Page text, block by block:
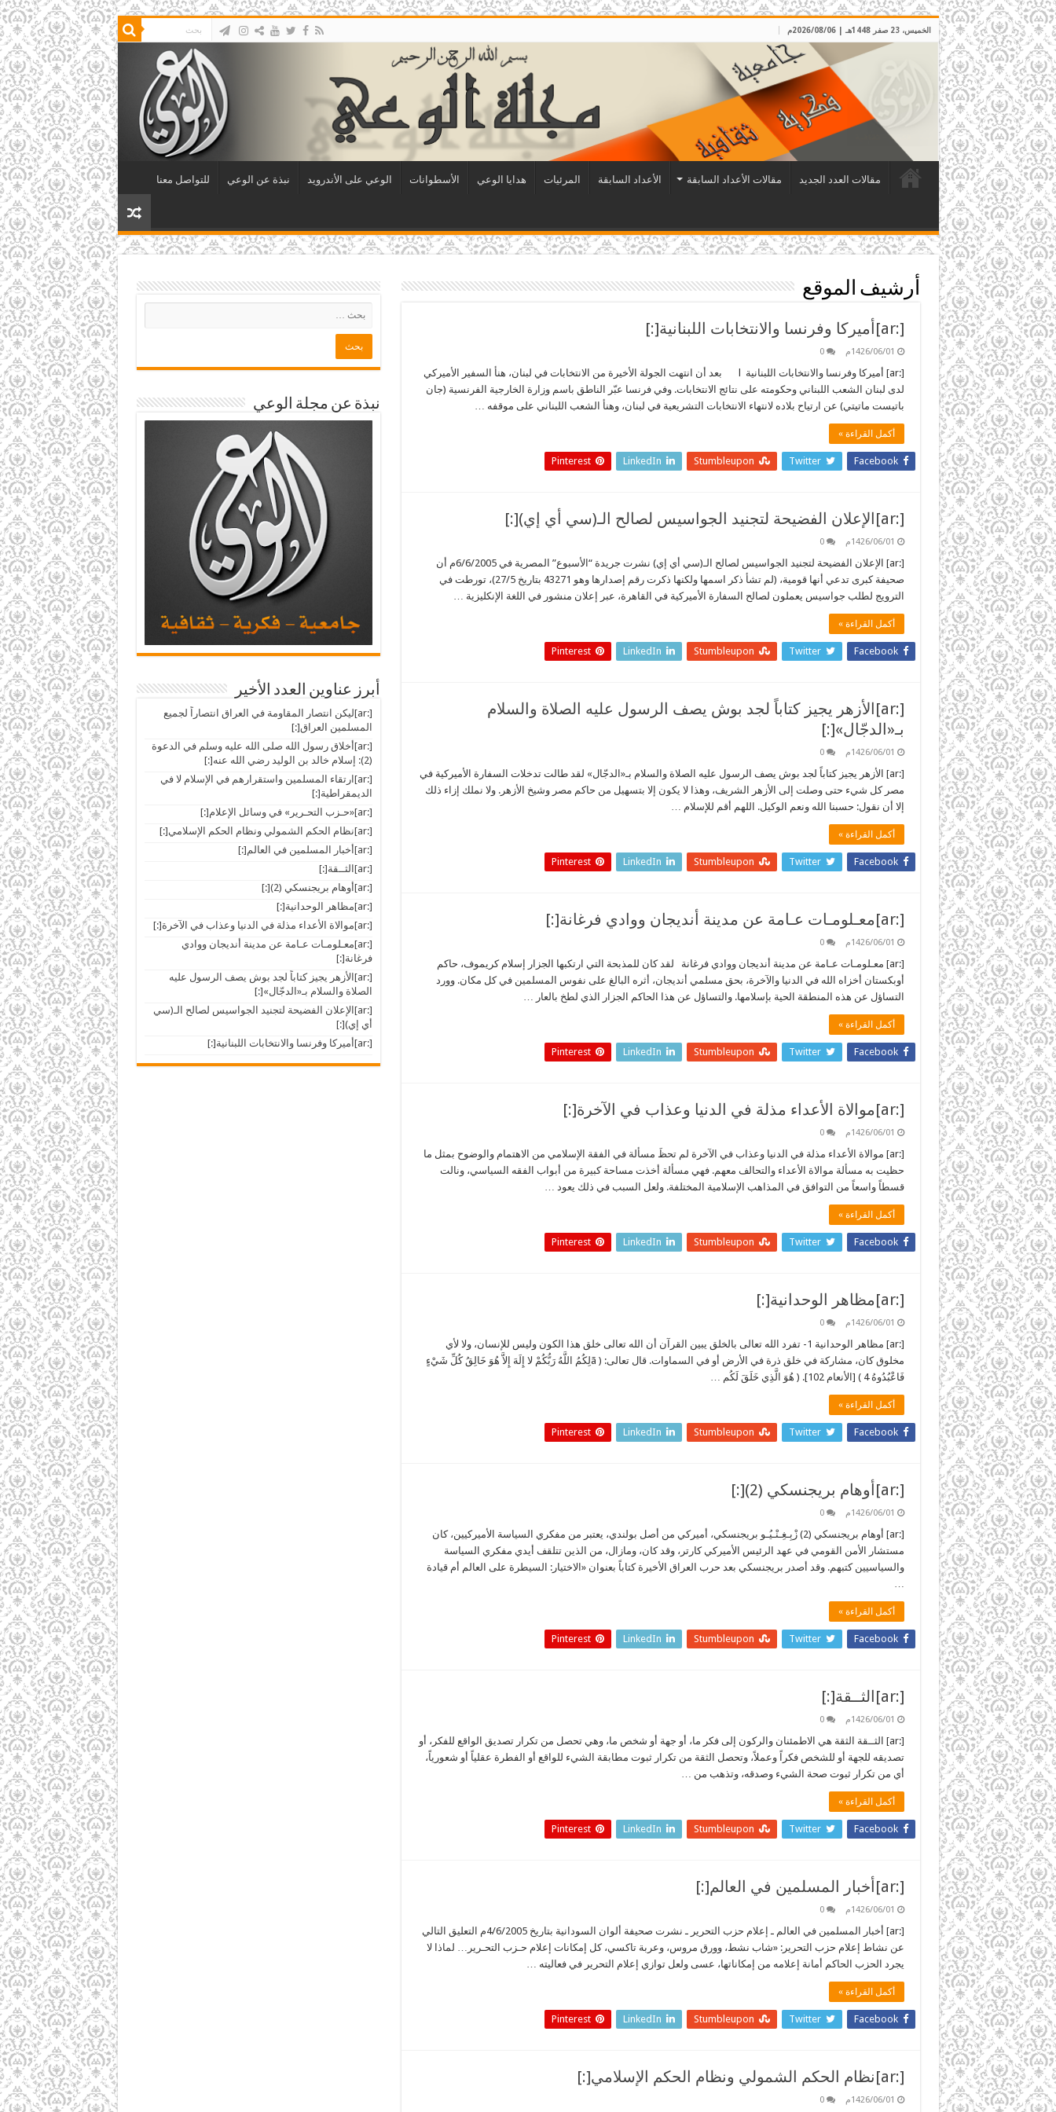
الخميس، 23 صفر 1448هـ | 2026/08/06م
مقالات العدد الجديد مقالات الأعداد السابقة الأعداد السابقة المرئيات هدايا الوعي الأسطوانات الوعي على الأندرويد نبذة عن الوعي للتواصل معنا
أرشيف الموقع
[:ar]أميركا وفرنسا والانتخابات اللبنانية[:]
1426/06/01م 0
[:ar] أميركا وفرنسا والانتخابات اللبنانية l بعد أن انتهت الجولة الأخيرة من الانتخابات في لبنان، هنأ السفير الأميركي
لدى لبنان الشعب اللبناني وحكومته على نتائج الانتخابات. وفي فرنسا عبّر الناطق باسم وزارة الخارجية الفرنسية (جان
باتيست ماتيتي) عن ارتياح بلاده لانتهاء الانتخابات التشريعية في لبنان، وهنأ الشعب اللبناني على موقفه …
أكمل القراءة »
Facebook
Twitter
Stumbleupon
LinkedIn
Pinterest
[:ar]الإعلان الفضيحة لتجنيد الجواسيس لصالح الـ(سي أي إي)[:]
1426/06/01م 0
[:ar] الإعلان الفضيحة لتجنيد الجواسيس لصالح الـ(سي أي إي) نشرت جريدة “الأسبوع” المصرية في 6/6/2005م أن
صحيفة كبرى تدعي أنها قومية، (لم تشأ ذكر اسمها ولكنها ذكرت رقم إصدارها وهو 43271 بتاريخ 27/5)، تورطت في
الترويج لطلب جواسيس يعملون لصالح السفارة الأميركية في القاهرة، عبر إعلان منشور في اللغة الإنكليزية …
أكمل القراءة »
Facebook
Twitter
Stumbleupon
LinkedIn
Pinterest
[:ar]الأزهر يجيز كتاباً لجد بوش يصف الرسول عليه الصلاة والسلام
بـ«الدجّال»[:]
1426/06/01م 0
[:ar] الأزهر يجيز كتاباً لجد بوش يصف الرسول عليه الصلاة والسلام بـ«الدجّال» لقد طالت تدخلات السفارة الأميركية في
مصر كل شيء حتى وصلت إلى الأزهر الشريف، وهذا لا يكون إلا بتسهيل من حاكم مصر وشيخ الأزهر. ولا نملك إزاء ذلك
إلا أن نقول: حسبنا الله ونعم الوكيل. اللهم أقم للإسلام …
أكمل القراءة »
Facebook
Twitter
Stumbleupon
LinkedIn
Pinterest
[:ar]معـلومـات عـامة عن مدينة أنديجان ووادي فرغانة[:]
1426/06/01م 0
[:ar] معـلومـات عـامة عن مدينة أنديجان ووادي فرغانة لقد كان للمذبحة التي ارتكبها الجزار إسلام كريموف، حاكم
أوبكستان أخزاه الله في الدنيا والآخرة، بحق مسلمي أنديجان، أثره البالغ على نفوس المسلمين في كل مكان. وورد
التساؤل عن هذه المنطقة الحية بإسلامها. والتساؤل عن هذا الحاكم الجزار الذي لطخ بالعار …
أكمل القراءة »
Facebook
Twitter
Stumbleupon
LinkedIn
Pinterest
[:ar]موالاة الأعداء مذلة في الدنيا وعذاب في الآخرة[:]
1426/06/01م 0
[:ar] موالاة الأعداء مذلة في الدنيا وعذاب في الآخرة لم تحظَ مسألة في الفقة الإسلامي من الاهتمام والوضوح بمثل ما
حظيت به مسألة موالاة الأعداء والتحالف معهم. فهي مسألة أخذت مساحة كبيرة من أبواب الفقه السياسي، ونالت
قسطاً واسعاً من التوافق في المذاهب الإسلامية المختلفة. ولعل السبب في ذلك يعود …
أكمل القراءة »
Facebook
Twitter
Stumbleupon
LinkedIn
Pinterest
[:ar]مظاهر الوحدانية[:]
1426/06/01م 0
[:ar] مظاهر الوحدانية 1- تفرد الله تعالى بالخلق يبين القرآن أن الله تعالى خلق هذا الكون وليس للإنسان، ولا لأي
مخلوق كان، مشاركة في خلق ذرة في الأرض أو في السماوات. قال تعالى: ( ãلِكُمُ اللَّهُ رَبُّكُمْ لا إِلَهَ إِلاَّ هُوَ خَالِقُ كُلِّ شَيْءٍ
فَاعْبُدُوهُ 4 ) [الأنعام 102]. ( هُوَ الَّذِي خَلَقَ لَكُم …
أكمل القراءة »
Facebook
Twitter
Stumbleupon
LinkedIn
Pinterest
[:ar]أوهام بريجنسكي (2)[:]
1426/06/01م 0
[:ar] أوهام بريجنسكي (2) زْبِـغِـنْـيُـو بريجنسكي، أميركي من أصل بولندي، يعتبر من مفكري السياسة الأميركيين، كان
مستشار الأمن القومي في عهد الرئيس الأميركي كارتر، وقد كان، ومازال، من الذين تتلقف أيدي مفكري السياسة
والسياسيين كتبهم. وقد أصدر بريجنسكي بعد حرب العراق الأخيرة كتاباً بعنوان «الاختيار: السيطرة على العالم أم قيادة
أكمل القراءة »
Facebook
Twitter
Stumbleupon
LinkedIn
Pinterest
[:ar]الثــقة[:]
1426/06/01م 0
[:ar] الثــقة الثقة هي الاطمئنان والركون إلى فكر ما، أو جهة أو شخص ما، وهي تحصل من تكرار تصديق الواقع للفكر، أو
تصديقه للجهة أو للشخص فكراً وعملاً، وتحصل الثقة من تكرار ثبوت مطابقة الشيء للواقع أو الفطرة عقلياً أو شعورياً،
أي من تكرار ثبوت صحة الشيء وصدقه، وتذهب من …
أكمل القراءة »
Facebook
Twitter
Stumbleupon
LinkedIn
Pinterest
[:ar]أخبار المسلمين في العالم[:]
1426/06/01م 0
[:ar] أخبار المسلمين في العالم ـ إعلام حزب التحرير ـ نشرت صحيفة ألوان السودانية بتاريخ 4/6/2005م التعليق التالي
عن نشاط إعلام حزب التحرير: «شاب نشط، وورق مروس، وعربة تاكسي، كل إمكانات إعلام حـزب التحـرير… لماذا لا
يجرد الحزب الحاكم أمانة إعلامه من إمكاناتها، عسى ولعل توازي إعلام التحرير في فعاليته …
أكمل القراءة »
Facebook
Twitter
Stumbleupon
LinkedIn
Pinterest
[:ar]نظام الحكم الشمولي ونظام الحكم الإسلامي[:]
1426/06/01م 0
نبذة عن مجلة الوعي
أبرز عناوين العدد الأخير
[:ar]ليكن انتصار المقاومة في العراق انتصاراً لجميع
المسلمين العراق[:]
[:ar]أخلاق رسول الله صلى الله عليه وسلم في الدعوة
(2): إسلام خالد بن الوليد رضي الله عنه[:]
[:ar]ارتقاء المسلمين واستقرارهم في الإسلام لا في
الديمقراطية[:]
[:ar]«حـزب التحـرير» في وسائل الإعلام[:]
[:ar]نظام الحكم الشمولي ونظام الحكم الإسلامي[:]
[:ar]أخبار المسلمين في العالم[:]
[:ar]الثــقة[:]
[:ar]أوهام بريجنسكي (2)[:]
[:ar]مظاهر الوحدانية[:]
[:ar]موالاة الأعداء مذلة في الدنيا وعذاب في الآخرة[:]
[:ar]معـلومـات عـامة عن مدينة أنديجان ووادي
فرغانة[:]
[:ar]الأزهر يجيز كتاباً لجد بوش يصف الرسول عليه
الصلاة والسلام بـ«الدجّال»[:]
[:ar]الإعلان الفضيحة لتجنيد الجواسيس لصالح الـ(سي
أي إي)[:]
[:ar]أميركا وفرنسا والانتخابات اللبنانية[:]